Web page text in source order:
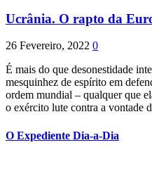
Ucrânia. O rapto da
26 Fevereiro, 2022 0
É mais do que desonestidade
mesquinhez de espírito em
ordem mundial – qualquer que
o exército lute contra a vontade
O Expediente Dia-a-Dia